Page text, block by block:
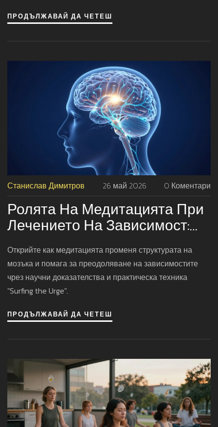
ПРОДЪЛЖАВАЙ ДА ЧЕТЕШ
Станислав Димитров 26 май 2026 0 Коментари
Ролята На Медитацията При
Лечението На Зависимост:
Научни Доказателства И
Практически Стъпки
Открийте как медитацията променя структурата на
мозъка и помага за преодоляване на зависимостите
чрез научни доказателства и практическа техника
"Surfing the Urge".
ПРОДЪЛЖАВАЙ ДА ЧЕТЕШ